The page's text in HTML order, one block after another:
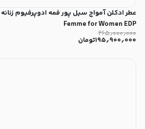
Femme for Women EDP
۲۶۵٫۰۰۰٫۰۰۰
۱۹۵٫۹۰۰٫۰۰۰تومان